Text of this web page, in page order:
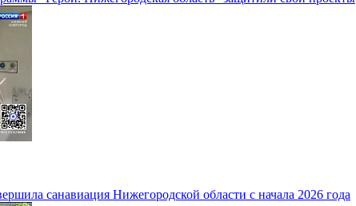
санавиация Нижегородской области с начала 2026 года